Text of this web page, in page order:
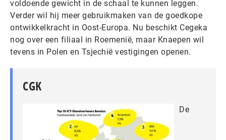
voldoende gewicht in de schaal te kunnen leggen.
Verder wil hij meer gebruikmaken van de goedkope
ontwikkelkracht in Oost-Europa. Nu beschikt Cegeka
nog over een filiaal in Roemenië, maar Knaepen wil
tevens in Polen en Tsjechië vestigingen openen.
CGK
De